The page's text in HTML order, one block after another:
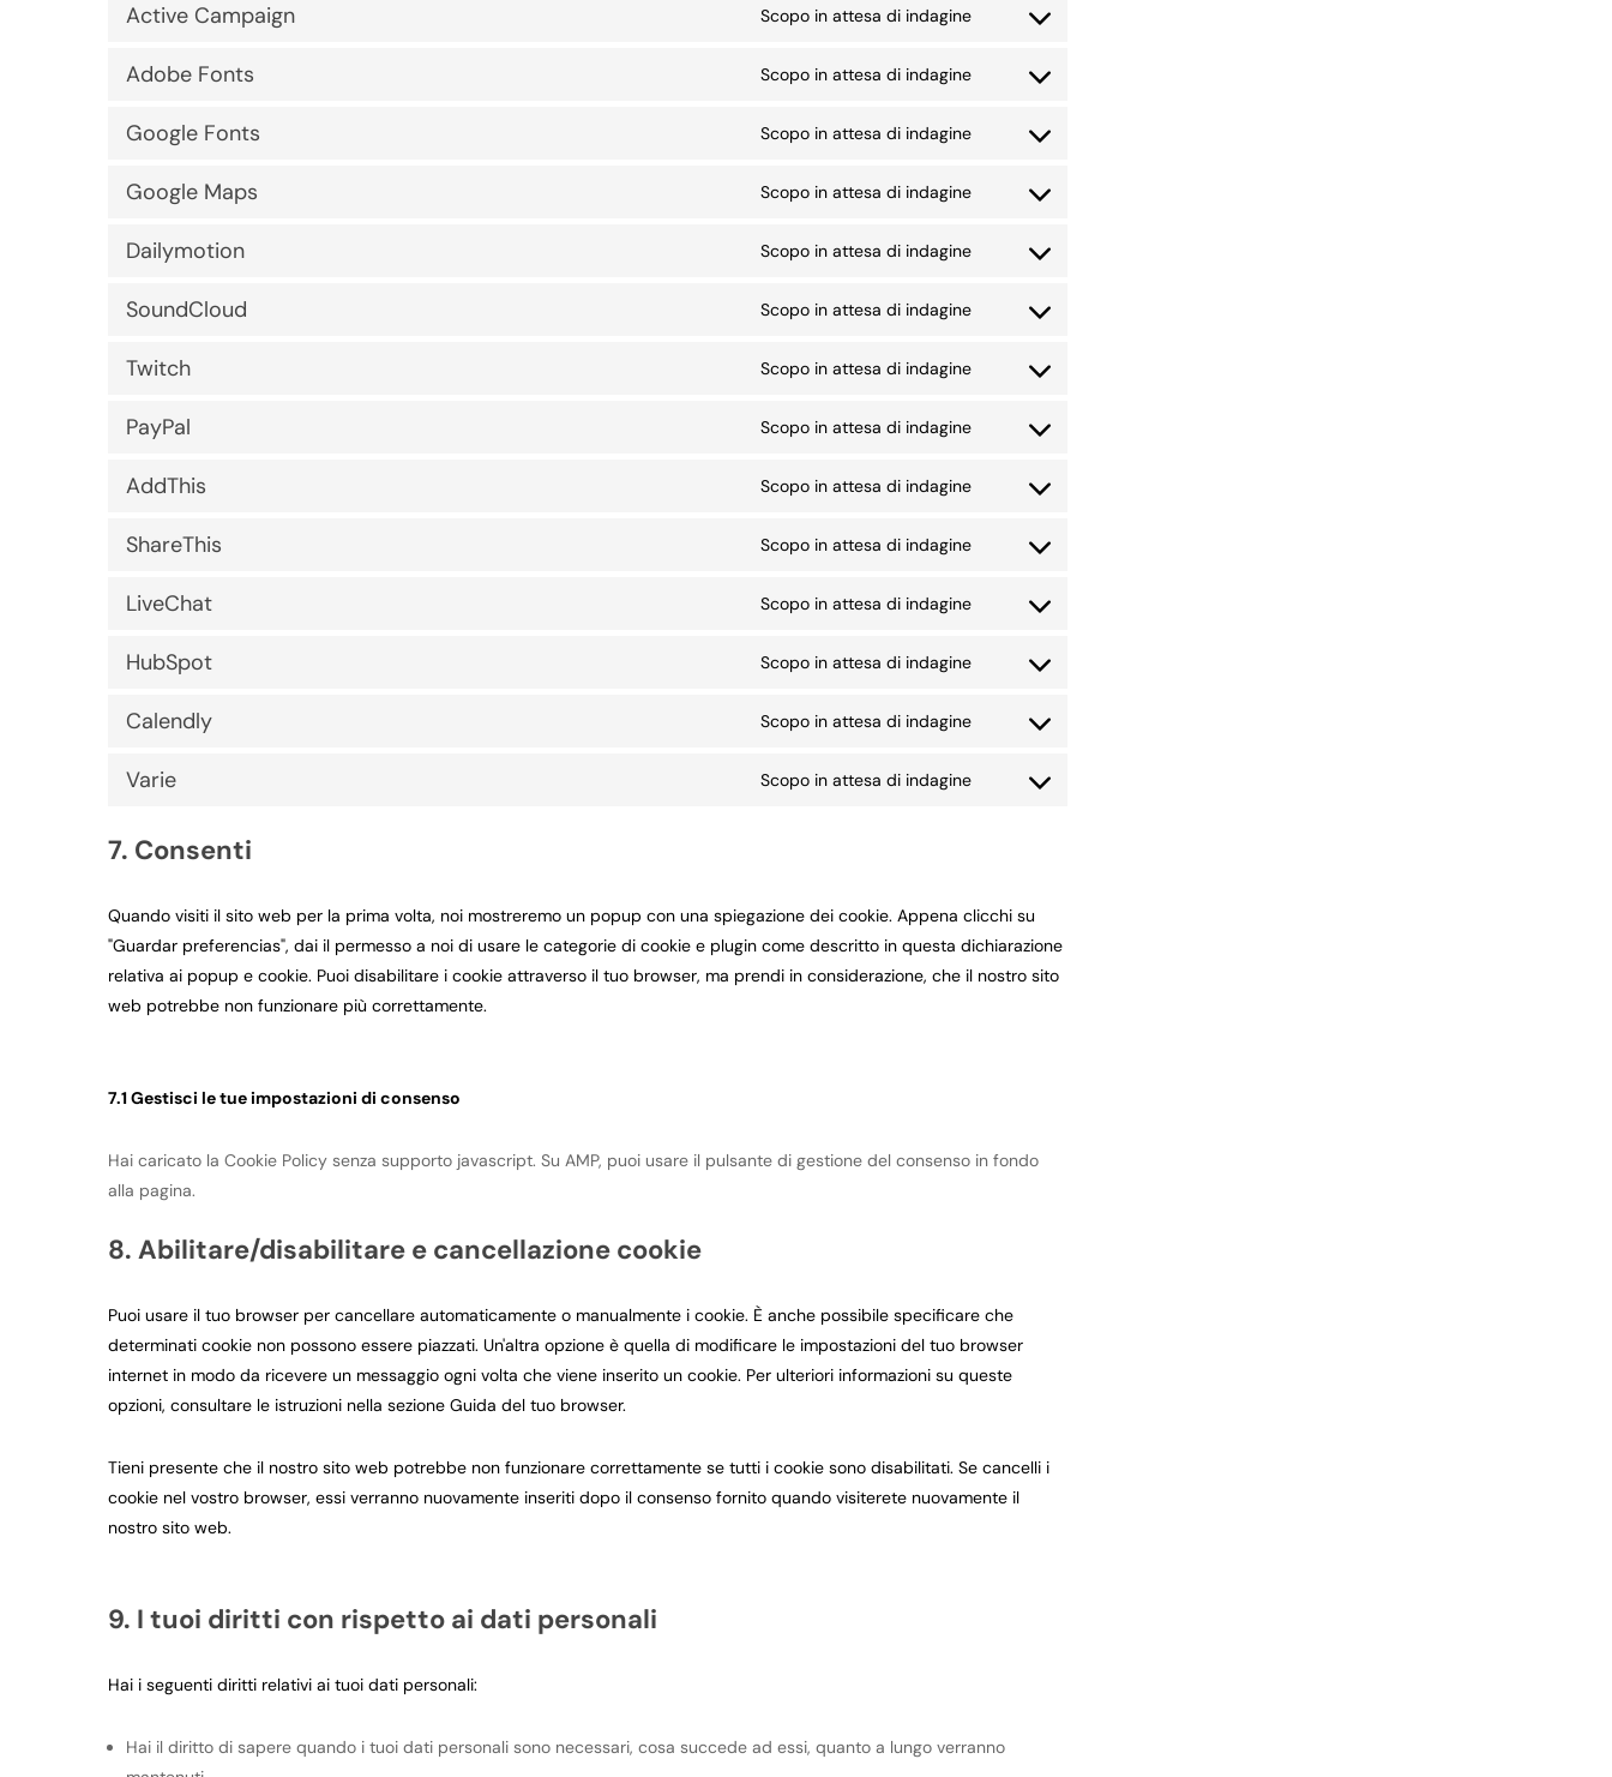
service
recaptcha
Active Campaign Scopo in attesa di indagine
Consent
service
campaign
Adobe Fonts Scopo in attesa di indagine
Consent
service
Google Fonts Scopo in attesa di indagine
Consent
service
Google Maps Scopo in attesa di indagine
Consent
service
Dailymotion Scopo in attesa di indagine
Consent
service
SoundCloud Scopo in attesa di indagine
Consent
service
Twitch Scopo in attesa di indagine
Consent
service
PayPal Scopo in attesa di indagine
Consent
service
AddThis Scopo in attesa di indagine
Consent
service
ShareThis Scopo in attesa di indagine
Consent
service
LiveChat Scopo in attesa di indagine
Consent
service
HubSpot Scopo in attesa di indagine
Consent
service
Calendly Scopo in attesa di indagine
Consent
service
Varie Scopo in attesa di indagine
Consent
7. Consenti
Quando visiti il sito web per la prima volta, noi mostreremo un popup con una spiegazione dei cookie. Appena clicchi su
"Guardar preferencias", dai il permesso a noi di usare le categorie di cookie e plugin come descritto in questa dichiarazione
relativa ai popup e cookie. Puoi disabilitare i cookie attraverso il tuo browser, ma prendi in considerazione, che il nostro sito
web potrebbe non funzionare più correttamente.
7.1 Gestisci le tue impostazioni di consenso
Hai caricato la Cookie Policy senza supporto javascript. Su AMP, puoi usare il pulsante di gestione del consenso in fondo
alla pagina.
8. Abilitare/disabilitare e cancellazione cookie
Puoi usare il tuo browser per cancellare automaticamente o manualmente i cookie. È anche possibile specificare che
determinati cookie non possono essere piazzati. Un'altra opzione è quella di modificare le impostazioni del tuo browser
internet in modo da ricevere un messaggio ogni volta che viene inserito un cookie. Per ulteriori informazioni su queste
opzioni, consultare le istruzioni nella sezione Guida del tuo browser.
Tieni presente che il nostro sito web potrebbe non funzionare correttamente se tutti i cookie sono disabilitati. Se cancelli i
cookie nel vostro browser, essi verranno nuovamente inseriti dopo il consenso fornito quando visiterete nuovamente il
nostro sito web.
9. I tuoi diritti con rispetto ai dati personali
Hai i seguenti diritti relativi ai tuoi dati personali:
Hai il diritto di sapere quando i tuoi dati personali sono necessari, cosa succede ad essi, quanto a lungo verranno